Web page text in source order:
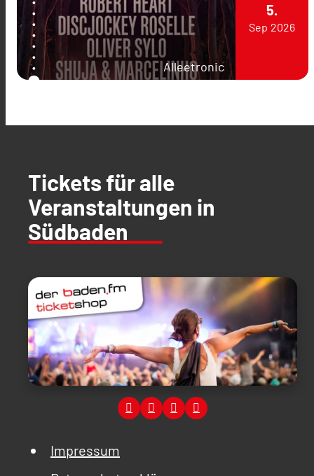
Alleetronic
5.
Sep 2026
Tickets für alle
Veranstaltungen in
Südbaden
Impressum